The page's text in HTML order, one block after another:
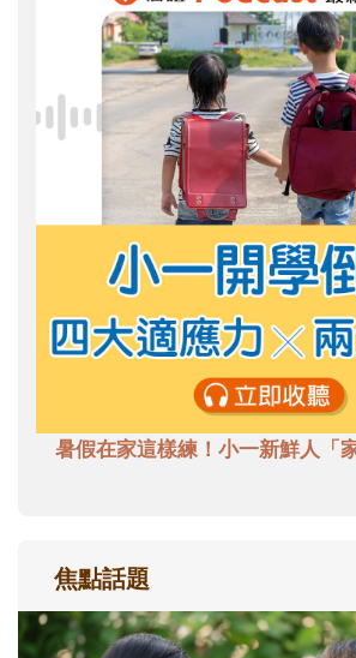
暑假在家這樣練！小一新鮮人「
焦點話題